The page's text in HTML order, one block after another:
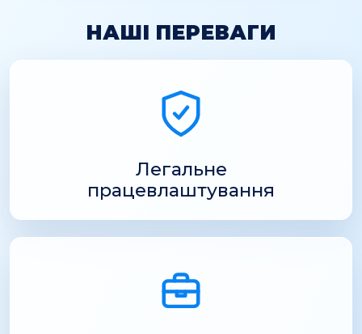
НАШІ ПЕРЕВАГИ
Легальне
працевлаштування